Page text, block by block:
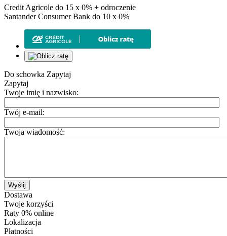
Credit Agricole do 15 x 0% + odroczenie
Santander Consumer Bank do 10 x 0%
Do schowka Zapytaj
Zapytaj
Twoje imię i nazwisko:
Twój e-mail:
Twoja wiadomość:
Wyślij
Dostawa
Twoje korzyści
Raty 0% online
Lokalizacja
Płatności